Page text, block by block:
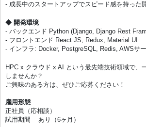
- 成長中のスタートアップでスピード感を持った
◆ 開発環境
- バックエンド Python (Django, Django Rest
- フロントエンド React JS, Redux, Material UI
- インフラ: Docker, PostgreSQL, Redis, AWSサ
HPC x クラウド x AI という最先端技術領域で、
しませんか？
ご興味のある方は、ぜひご応募ください！
雇用形態
正社員（応相談）
試用期間 あり（6ヶ月）